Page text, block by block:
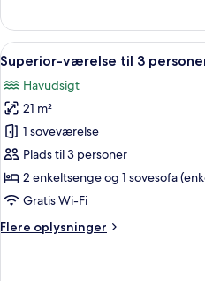
havudsigt
værelse
til
3
personer
-
balkon
havudsigt
Indlæs
alle
billeder
af
Superior-
værelse
til
3
-
4
Superior-værelse til 3
Havudsigt
21 m²
1 soveværelse
Plads til 3 personer
2 enkeltsenge og 1 sovesofa
Gratis Wi-Fi
Flere oplysninger
Flere